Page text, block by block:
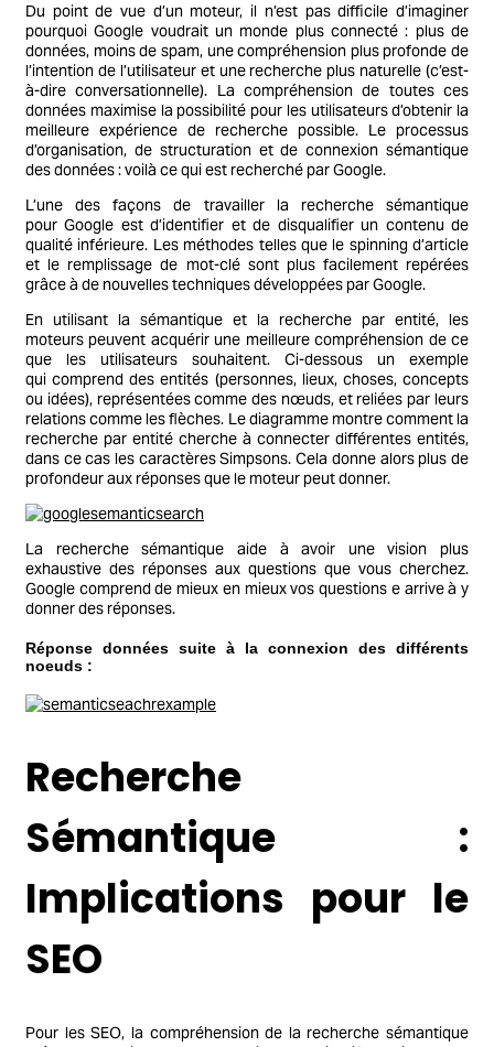
Du point de vue d’un moteur, il n’est pas difficile d’imaginer
pourquoi Google voudrait un monde plus connecté : plus de
données, moins de spam, une compréhension plus profonde de
l’intention de l’utilisateur et une recherche plus naturelle (c’est-
à-dire conversationnelle). La compréhension de toutes ces
données maximise la possibilité pour les utilisateurs d’obtenir la
meilleure expérience de recherche possible. Le processus
d’organisation, de structuration et de connexion sémantique
des données : voilà ce qui est recherché par Google.
L’une des façons de travailler la recherche sémantique
pour Google est d’identifier et de disqualifier un contenu de
qualité inférieure. Les méthodes telles que le spinning d’article
et le remplissage de mot-clé sont plus facilement repérées
grâce à de nouvelles techniques développées par Google.
En utilisant la sémantique et la recherche par entité, les
moteurs peuvent acquérir une meilleure compréhension de ce
que les utilisateurs souhaitent. Ci-dessous un exemple
qui comprend des entités (personnes, lieux, choses, concepts
ou idées), représentées comme des nœuds, et reliées par leurs
relations comme les flèches. Le diagramme montre comment la
recherche par entité cherche à connecter différentes entités,
dans ce cas les caractères Simpsons. Cela donne alors plus de
profondeur aux réponses que le moteur peut donner.
La recherche sémantique aide à avoir une vision plus
exhaustive des réponses aux questions que vous cherchez.
Google comprend de mieux en mieux vos questions e arrive à y
donner des réponses.
Réponse données suite à la connexion des différents
noeuds :
Recherche
Sémantique :
Implications pour le
SEO
Pour les SEO, la compréhension de la recherche sémantique